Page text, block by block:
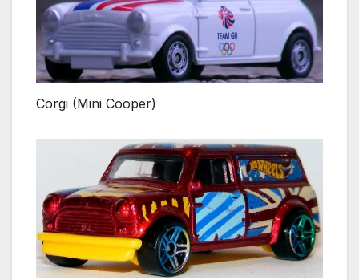
Corgi (Mini Cooper)